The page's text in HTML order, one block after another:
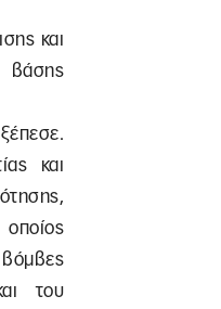
και
βάσης
και
του